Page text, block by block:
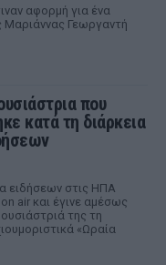
αφορμή για ένα
Μαριάννας Γεωργαντή
που
κατά τη διάρκεια
ειδήσεων στις ΗΠΑ
air και έγινε αμέσως
της τη
«Ωραία